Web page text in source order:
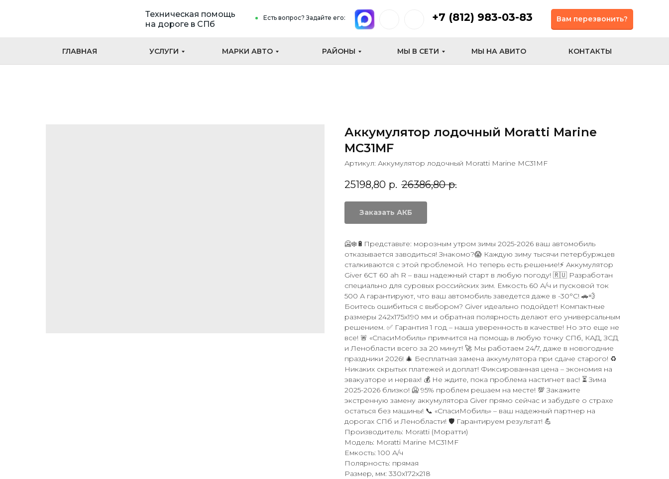
Есть вопрос? Задайте его:
ГЛАВНАЯ
+7 (812) 983-03-83
УСЛУГИ МАРКИ АВТО РАЙОНЫ МЫ В СЕТИ МЫ НА АВИТО КОНТАКТЫ
Вам перезвонить?
Техническая помощь
на дороге в СПб
Аккумулятор лодочный Moratti Marine
MC31MF
Артикул: Аккумулятор лодочный Moratti Marine MC31MF
25198,80 р. 26386,80 р.
Заказать АКБ
🥶❄️🔋Представьте: морозным утром зимы 2025-2026 ваш автомобиль
отказывается заводиться! Знакомо?😱 Каждую зиму тысячи петербуржцев
сталкиваются с этой проблемой. Но теперь есть решение!⚡ Аккумулятор
Giver 6СТ 60 ah R – ваш надежный старт в любую погоду! 🇷🇺 Разработан
специально для суровых российских зим. Емкость 60 А/ч и пусковой ток
500 А гарантируют, что ваш автомобиль заведется даже в -30°C! 🚗💨
Боитесь ошибиться с выбором? Giver идеально подойдет! Компактные
размеры 242x175x190 мм и обратная полярность делают его универсальным
решением. ✅ Гарантия 1 год – наша уверенность в качестве! Но это еще не
все! 🚨 «СпасиМобиль» примчится на помощь в любую точку СПб, КАД, ЗСД
и Ленобласти всего за 20 минут! 🚀 Мы работаем 24/7, даже в новогодние
праздники 2026! 🎄 Бесплатная замена аккумулятора при сдаче старого! ♻️
Никаких скрытых платежей и доплат! Фиксированная цена – экономия на
эвакуаторе и нервах! 💰 Не ждите, пока проблема настигнет вас! ⏳ Зима
2025-2026 близко! 🥶 95% проблем решаем на месте! 💯 Закажите
экстренную замену аккумулятора Giver прямо сейчас и забудьте о страхе
остаться без машины! 📞 «СпасиМобиль» – ваш надежный партнер на
дорогах СПб и Ленобласти! 🛡️ Гарантируем результат! 💪
Производитель: Moratti (Моратти)
Модель: Moratti Marine MC31MF
Емкость: 100 А/ч
Полярность: прямая
Размер, мм: 330х172х218